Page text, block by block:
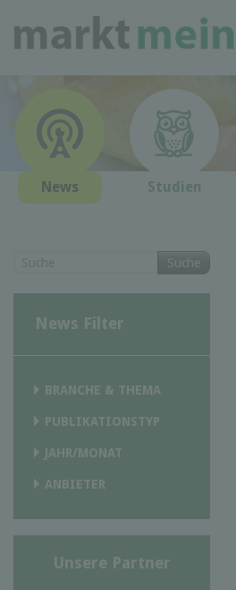
News Studien
Suche
News Filter
BRANCHE & THEMA
PUBLIKATIONSTYP
JAHR/MONAT
ANBIETER
Unsere Partner